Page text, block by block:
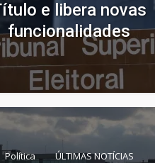
e libera novas
funcionalidades
Política ÚLTIMAS NOTÍCIAS